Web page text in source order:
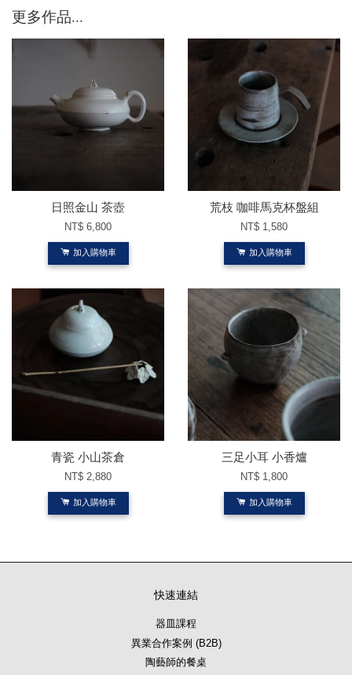
更多作品...
日照金山 茶壺
NT$ 6,800
加入購物車
荒枝 咖啡馬克杯盤組
NT$ 1,580
加入購物車
青瓷 小山茶倉
NT$ 2,880
加入購物車
三足小耳 小香爐
NT$ 1,800
加入購物車
快速連結
器皿課程
異業合作案例 (B2B)
陶藝師的餐桌